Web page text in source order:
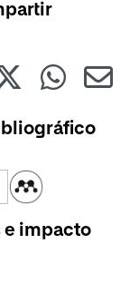
e impacto